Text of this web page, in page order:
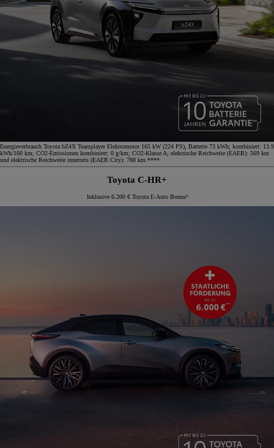
Energieverbrauch Toyota bZ4X Teamplayer Elektromotor 165 kW (224 PS), Batterie 73 kWh; kombiniert: 13.9
kWh/100 km; CO2-Emissionen kombiniert: 0 g/km; CO2-Klasse A; elektrische Reichweite (EAER): 569 km
und elektrische Reichweite innerorts (EAER City): 788 km.****
Toyota C-HR+
Inklusive 6.200 € Toyota E-Auto Bonus⁹